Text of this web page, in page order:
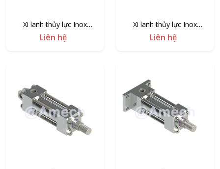
Xi lanh thủy lực Inox
AMB1/MT1-I
Liên hệ
Xi lanh thủy lực Inox
AMB1/MS2-I
Liên hệ